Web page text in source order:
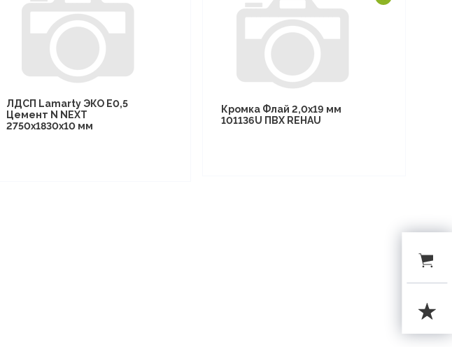
ЛДСП Lamarty ЭКО E0,5
Цемент N NEXT
2750х1830х10 мм
Кромка Флай 2,0х19 мм
101136U ПВХ REHAU